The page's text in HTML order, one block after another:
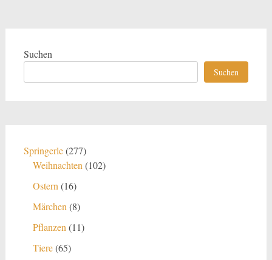
Suchen
Suchen
Springerle 277277
Produkte
Weihnachten 102102
Ostern 1616
Märchen 88
Pflanzen 1111
Tiere 6565